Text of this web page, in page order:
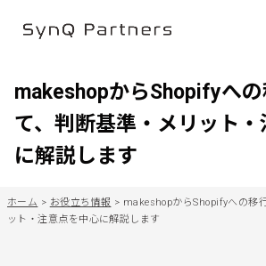
makeshopからShopifyへ
て、判断基準・メリット
に解説します
ホーム > お役立ち情報 > makeshopからShopifyへの移
ット・注意点を中心に解説します